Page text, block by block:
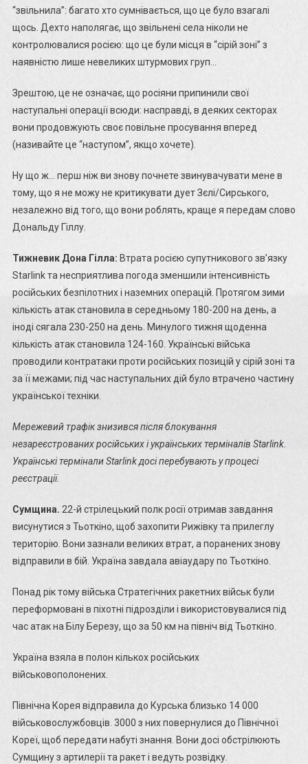
“звільнила”: багато хто сумнівається, що це було взагалі
щось. Дехто наполягає, що звільнені села ніколи не
контролювалися росією: що це були місця в “сірій зоні” з
наявністю лише невеликих штурмових груп…
Зрештою, це не означає, що росіяни припинили свої
наступальні операції всюди: насправді, в деяких секторах
вони продовжують своє повільне просування вперед
(називайте це “наступом”, якщо хочете).
Ну що ж… перш ніж ви знову почнете звинувачувати мене в
тому, що я не можу не критикувати дует Зєлі/Сирського,
незалежно від того, що вони роблять, краще я передам слово
Дональду Гіллу.
Тижневик Дона Гілла: Втрата росією супутникового зв’язку
Starlink та несприятлива погода зменшили інтенсивність
російських безпілотних і наземних операцій. Протягом зими
кількість атак становила в середньому 180-200 на день, а
іноді сягала 230-250 на день. Минулого тижня щоденна
кількість атак становила 124-160. Українські війська
проводили контратаки проти російських позицій у сірій зоні та
за її межами; під час наступальних дій було втрачено частину
української техніки.
Мережевийтрафік знизивсяпісляблокування
незареєстрованих російських і українських терміналів Starlink.
Українські термінали Starlink досіперебувають у процесі
реєстрації.
Сумщина. 22-й стрілецький полк росії отримав завдання
висунутися з Тьоткіно, щоб захопити Рижівку та прилеглу
територію. Вони зазнали великих втрат, а поранених знову
відправили в бій. Україна завдала авіаудару по Тьоткіно.
Понад рік тому війська Стратегічних ракетних військ були
переформовані в піхотні підрозділи і використовувалися під
час атак на Білу Березу, що за 50 км на північ від Тьоткіно.
Україна взяла в полон кількох російських
військовополонених.
Північна Корея відправила до Курська близько 14 000
військовослужбовців. 3000 з них повернулися до Північної
Кореї, щоб передати набуті знання. Вони досі обстрілюють
Сумщину з артилерії та ракет і ведуть розвідку.